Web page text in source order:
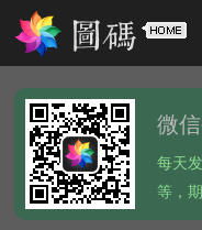
微
每天
等，